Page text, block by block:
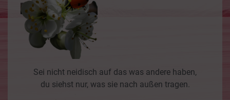
Sei nicht neidisch auf das was andere haben,
du siehst nur, was sie nach außen tragen.